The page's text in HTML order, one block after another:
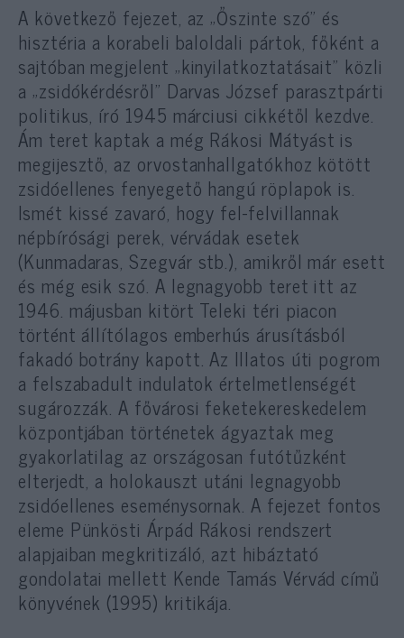
A következő fejezet, az „Őszinte szó” és
hisztéria a korabeli baloldali pártok, főként a
sajtóban megjelent „kinyilatkoztatásait” közli
a „zsidókérdésről” Darvas József parasztpárti
politikus, író 1945 márciusi cikkétől kezdve.
Ám teret kaptak a még Rákosi Mátyást is
megijesztő, az orvostanhallgatókhoz kötött
zsidóellenes fenyegető hangú röplapok is.
Ismét kissé zavaró, hogy fel-felvillannak
népbírósági perek, vérvádak esetek
(Kunmadaras, Szegvár stb.), amikről már esett
és még esik szó. A legnagyobb teret itt az
1946. májusban kitört Teleki téri piacon
történt állítólagos emberhús árusításból
fakadó botrány kapott. Az Illatos úti pogrom
a felszabadult indulatok értelmetlenségét
sugározzák. A fővárosi feketekereskedelem
központjában történetek ágyaztak meg
gyakorlatilag az országosan futótűzként
elterjedt, a holokauszt utáni legnagyobb
zsidóellenes eseménysornak. A fejezet fontos
eleme Pünkösti Árpád Rákosi rendszert
alapjaiban megkritizáló, azt hibáztató
gondolatai mellett Kende Tamás Vérvád című
könyvének (1995) kritikája.